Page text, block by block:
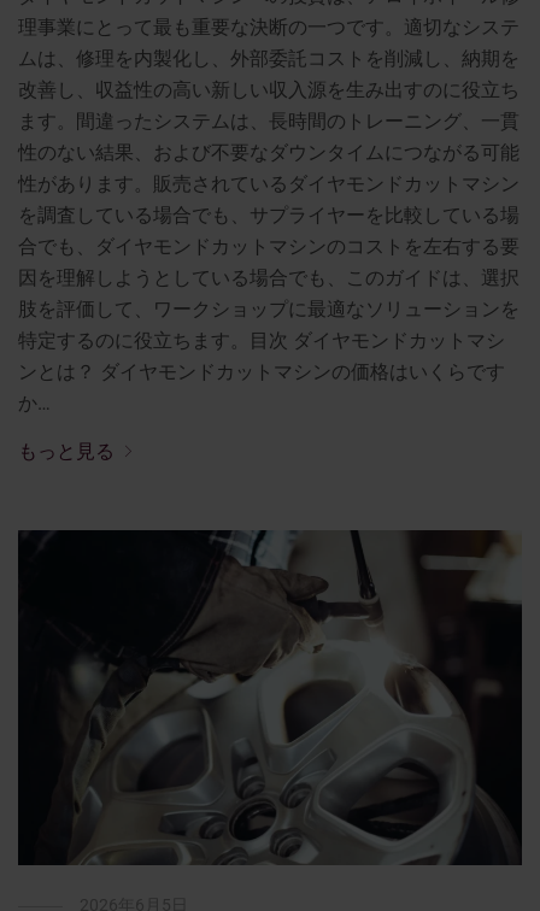
理事業にとって最も重要な決断の一つです。適切なシステ
ムは、修理を内製化し、外部委託コストを削減し、納期を
改善し、収益性の高い新しい収入源を生み出すのに役立ち
ます。間違ったシステムは、長時間のトレーニング、一貫
性のない結果、および不要なダウンタイムにつながる可能
性があります。販売されているダイヤモンドカットマシン
を調査している場合でも、サプライヤーを比較している場
合でも、ダイヤモンドカットマシンのコストを左右する要
因を理解しようとしている場合でも、このガイドは、選択
肢を評価して、ワークショップに最適なソリューションを
特定するのに役立ちます。目次 ダイヤモンドカットマシ
ンとは？ ダイヤモンドカットマシンの価格はいくらです
か…
もっと見る